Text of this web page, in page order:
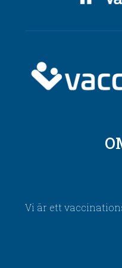
Vi är ett